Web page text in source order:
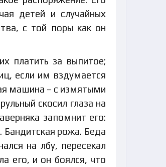
детей и случайных
с той поры как он
платить за выпитое;
если им вздумается
машина – с измятыми
скосил глаза на
запомнит его:
рожа. Беда
на лбу, пересекал
его, и он боялся, что